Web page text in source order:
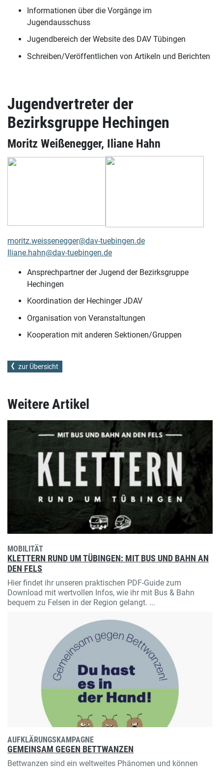
Informationen über die Vorgänge im
Jugendausschuss
Jugendbereich der Website des DAV Tübingen
Schreiben/Veröffentlichen von Artikeln und Berichten
Jugendvertreter der
Bezirksgruppe Hechingen
Moritz Weißenegger, Iliane Hahn
moritz.weissenegger@dav-tuebingen.de
Iliane.hahn@dav-tuebingen.de
Ansprechpartner der Jugend der Bezirksgruppe
Hechingen
Koordination der Hechinger JDAV
Organisation von Veranstaltungen
Kooperation mit anderen Sektionen/Gruppen
zur Übersicht
Weitere Artikel
MOBILITÄT
KLETTERN RUND UM TÜBINGEN: MIT BUS UND BAHN AN
DEN FELS
Hier findet ihr unseren praktischen PDF-Guide zum
Download mit wertvollen Infos, wie ihr mit Bus & Bahn
bequem zu Felsen in der Region gelangt. ...
AUFKLÄRUNGSKAMPAGNE
GEMEINSAM GEGEN BETTWANZEN
Bettwanzen sind ein weltweites Phänomen und können